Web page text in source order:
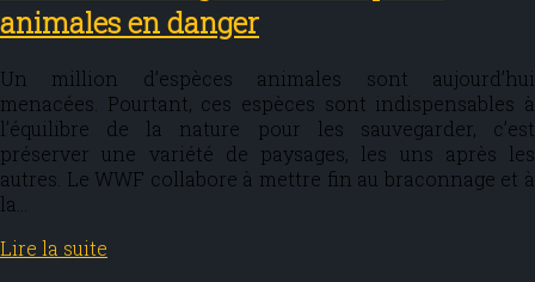
animales en danger
Un million d’espèces animales sont aujourd’hui
menacées. Pourtant, ces espèces sont indispensables à
l’équilibre de la nature pour les sauvegarder, c’est
préserver une variété de paysages, les uns après les
autres. Le WWF collabore à mettre fin au braconnage et à
la…
Lire la suite